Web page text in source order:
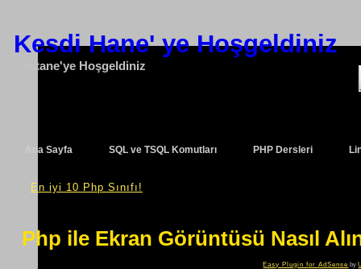
Kesdi Hane' ye Hoşgeldiniz
Kestane'ye Hoşgeldiniz
Ana Sayfa SQL ve TSQL Komutları PHP Dersleri
En iyi 10 Php Sınıfı!
Php ile Ekran Görüntüsü Nasıl
Easy Plugin for AdSense by